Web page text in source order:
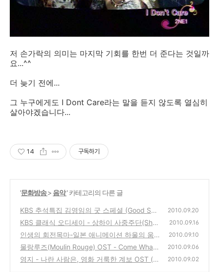
저 손가락의 의미는 마지막 기회를 한번 더 준다는 것일까
요...^^
더 늦기 전에...
그 누구에게도 I Dont Care라는 말을 듣지 않도록 열심히
살아야겠습니다...
14 구독하기
'문화방송> 음악' 카테고리의 다른 글
KBS 추석특집 김영임의 굿 스페셜 (Good Spe
cial) 라이브 콘서트
(0)
2010.09.20
KBS 클래식 오디세이 - 상하이 사중주단(Sha
nghai String Quartette), 비올라 아브리 레비
탄(Avri Levitan)
(0)
2010.09.16
인생의 회전목마-일본 애니메이션 하울의 움
직이는 성 OST(음악듣기)
(12)
2010.09.10
물랑루즈(Moulin Rouge) OST - Come What
May - Nicole Kidman & Ewan Mcgregor
(0)
2010.09.06
영지 - 나란 사람은, 영화 거룩한 계보 OST (음
2010.09.02